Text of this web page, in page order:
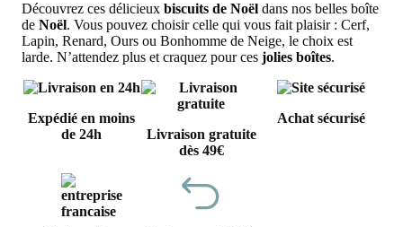
Découvrez ces délicieux biscuits de Noël dans nos belles boîte
de Noël. Vous pouvez choisir celle qui vous fait plaisir : Cerf,
Lapin, Renard, Ours ou Bonhomme de Neige, le choix est
larde. N’attendez plus et craquez pour ces jolies boîtes.
Expédié en moins
de 24h
Livraison gratuite
dès 49€
Achat sécurisé